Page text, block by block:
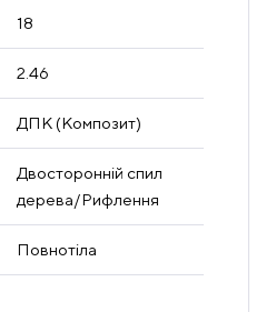
18
2.46
ДПК (Композит)
Двосторонній спил
дерева/Рифлення
Повнотіла